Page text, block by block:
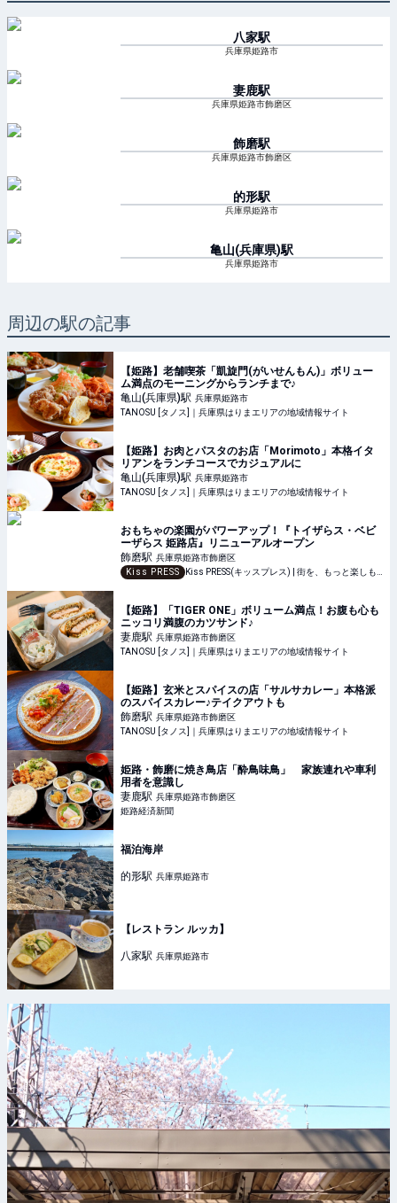
八家駅
兵庫県姫路市
妻鹿駅
兵庫県姫路市飾磨区
飾磨駅
兵庫県姫路市飾磨区
的形駅
兵庫県姫路市
亀山(兵庫県)駅
兵庫県姫路市
周辺の駅の記事
【姫路】老舗喫茶「凱旋門(がいせんもん)」ボリュー
ム満点のモーニングからランチまで♪
亀山(兵庫県)駅 兵庫県姫路市
TANOSU [タノス]｜兵庫県はりまエリアの地域情報サイト
【姫路】お肉とパスタのお店「Morimoto」本格イタ
リアンをランチコースでカジュアルに
亀山(兵庫県)駅 兵庫県姫路市
TANOSU [タノス]｜兵庫県はりまエリアの地域情報サイト
おもちゃの楽園がパワーアップ！『トイザらス・ベビ
ーザらス 姫路店』リニューアルオープン
飾磨駅 兵庫県姫路市飾磨区
Kiss PRESS
【姫路】「TIGER ONE」ボリューム満点！お腹も心も
ニッコリ満腹のカツサンド♪
妻鹿駅 兵庫県姫路市飾磨区
TANOSU [タノス]｜兵庫県はりまエリアの地域情報サイト
【姫路】玄米とスパイスの店「サルサカレー」本格派
のスパイスカレー♪テイクアウトも
飾磨駅 兵庫県姫路市飾磨区
TANOSU [タノス]｜兵庫県はりまエリアの地域情報サイト
姫路・飾磨に焼き鳥店「酔鳥味鳥」 家族連れや車利
用者を意識し
妻鹿駅 兵庫県姫路市飾磨区
姫路経済新聞
福泊海岸
的形駅 兵庫県姫路市
【レストラン ルッカ】
八家駅 兵庫県姫路市